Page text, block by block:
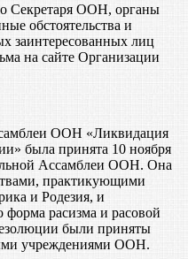
Секретаря ООН, органы
обстоятельства и
заинтересованных лиц
на сайте Организации
ООН «Ликвидация
была принята 10 ноября
Ассамблеи ООН. Она
практикующими
и Родезия, и
расизма и расовой
были приняты
учреждениями ООН.